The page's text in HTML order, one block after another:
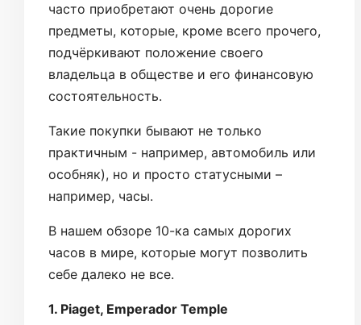
часто приобретают очень дорогие
предметы, которые, кроме всего прочего,
подчёркивают положение своего
владельца в обществе и его финансовую
состоятельность.
Такие покупки бывают не только
практичным - например, автомобиль или
особняк), но и просто статусными –
например, часы.
В нашем обзоре 10-ка самых дорогих
часов в мире, которые могут позволить
себе далеко не все.
1. Piaget, Emperador Temple